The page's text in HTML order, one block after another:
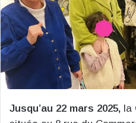
Jusqu’au 22 mars 2025, la